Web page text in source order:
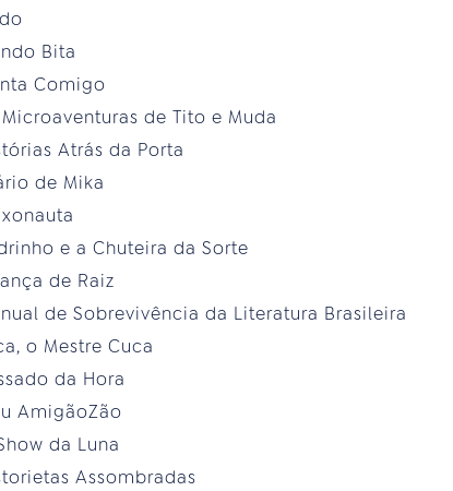
Bita
Comigo
de Tito e Muda
Atrás da Porta
de Mika
e a Chuteira da Sorte
de Raiz
de Sobrevivência da Literatura Brasileira
o Mestre Cuca
da Hora
AmigãoZão
da Luna
Assombradas